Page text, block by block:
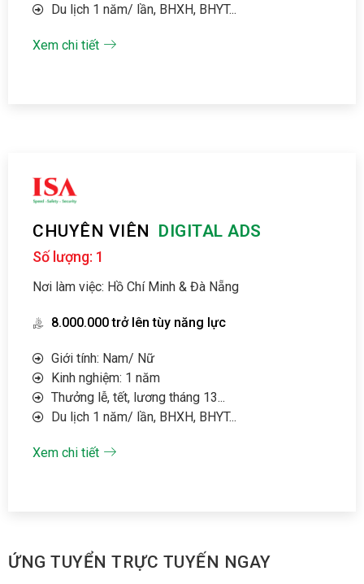
Du lịch 1 năm/ lần, BHXH, BHYT...
Xem chi tiết
CHUYÊN VIÊN DIGITAL ADS
Số lượng: 1
Nơi làm việc: Hồ Chí Minh & Đà Nẵng
8.000.000 trở lên tùy năng lực
Giới tính: Nam/ Nữ
Kinh nghiệm: 1 năm
Thưởng lễ, tết, lương tháng 13...
Du lịch 1 năm/ lần, BHXH, BHYT...
Xem chi tiết
ỨNG TUYỂN TRỰC TUYẾN NGAY